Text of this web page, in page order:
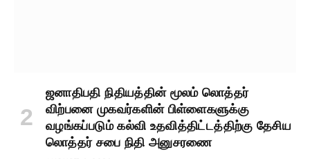
ஜனாதிபதி நிதியத்தின் மூலம் லொத்தர்
விற்பனை முகவர்களின் பிள்ளைகளுக்கு
வழங்கப்படும் கல்வி உதவித்திட்டத்திற்கு தேசிய
லொத்தர் சபை நிதி அனுசரணை